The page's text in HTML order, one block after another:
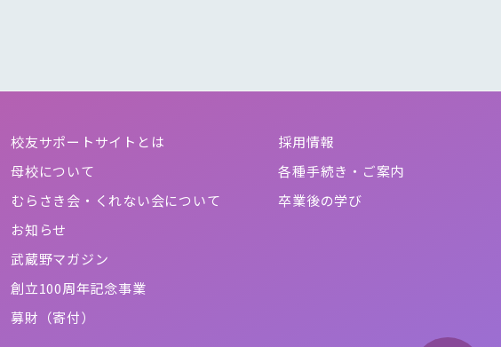
校友サポートサイトとは
母校について
むらさき会・くれない会について
お知らせ
武蔵野マガジン
創立100周年記念事業
募財（寄付）
採用情報
各種手続き・ご案内
卒業後の学び